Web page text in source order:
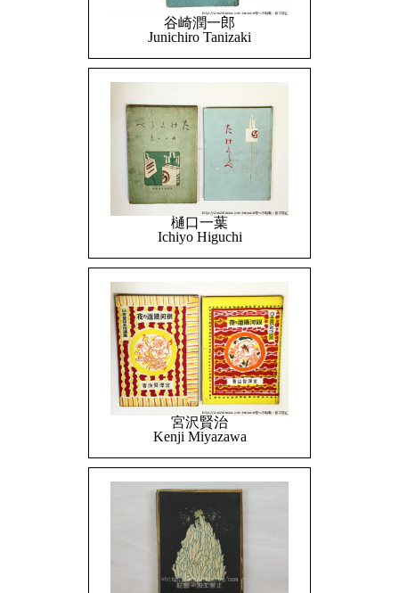
谷崎潤一郎
Junichiro Tanizaki
樋口一葉
Ichiyo Higuchi
宮沢賢治
Kenji Miyazawa